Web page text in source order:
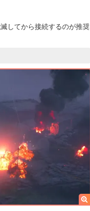
してから接続するのが推奨